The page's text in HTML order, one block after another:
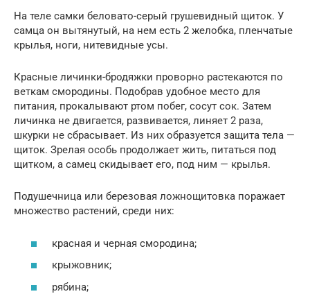
На теле самки беловато-серый грушевидный щиток. У
самца он вытянутый, на нем есть 2 желобка, пленчатые
крылья, ноги, нитевидные усы.
Красные личинки-бродяжки проворно растекаются по
веткам смородины. Подобрав удобное место для
питания, прокалывают ртом побег, сосут сок. Затем
личинка не двигается, развивается, линяет 2 раза,
шкурки не сбрасывает. Из них образуется защита тела —
щиток. Зрелая особь продолжает жить, питаться под
щитком, а самец скидывает его, под ним — крылья.
Подушечница или березовая ложнощитовка поражает
множество растений, среди них:
красная и черная смородина;
крыжовник;
рябина;